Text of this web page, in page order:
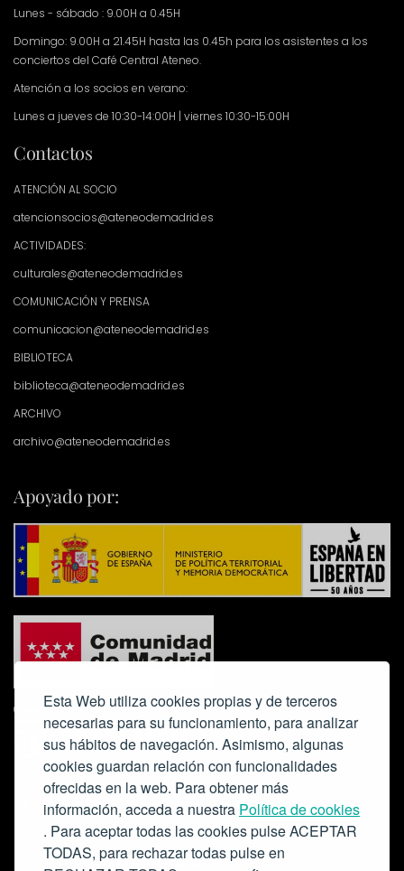
Esta Web utiliza cookies propias y de terceros
necesarias para su funcionamiento, para analizar
sus hábitos de navegación. Asimismo, algunas
cookies guardan relación con funcionalidades
ofrecidas en la web. Para obtener más
información, acceda a nuestra Política de cookies
. Para aceptar todas las cookies pulse ACEPTAR
TODAS, para rechazar todas pulse en
Lunes - sábado : 9.00H a 0.45H
Domingo: 9.00H a 21.45H hasta las 0.45h para los asistentes a los
conciertos del Café Central Ateneo.
Atención a los socios en verano:
Lunes a jueves de 10:30-14:00H | viernes 10:30-15:00H
Contactos
ATENCIÓN AL SOCIO
atencionsocios@ateneodemadrid.es
ACTIVIDADES:
culturales@ateneodemadrid.es
COMUNICACIÓN Y PRENSA
comunicacion@ateneodemadrid.es
BIBLIOTECA
biblioteca@ateneodemadrid.es
ARCHIVO
archivo@ateneodemadrid.es
Apoyado por:
Colabora: